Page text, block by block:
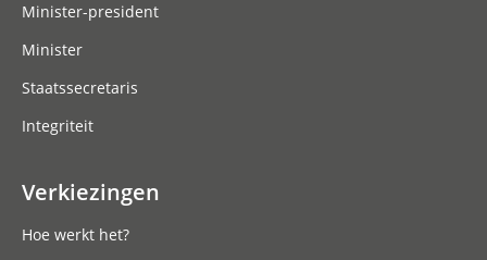
Minister-president
Minister
Staatssecretaris
Integriteit
Verkiezingen
Hoe werkt het?